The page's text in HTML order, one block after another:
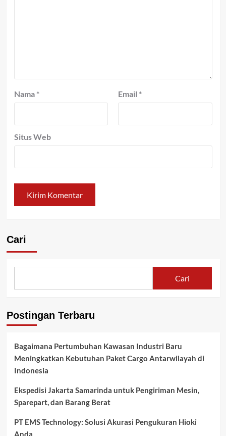
Nama * Email *
Situs Web
Cari
Cari
Postingan Terbaru
Bagaimana Pertumbuhan Kawasan Industri Baru
Meningkatkan Kebutuhan Paket Cargo Antarwilayah di
Indonesia
Ekspedisi Jakarta Samarinda untuk Pengiriman Mesin,
Sparepart, dan Barang Berat
PT EMS Technology: Solusi Akurasi Pengukuran Hioki
Anda